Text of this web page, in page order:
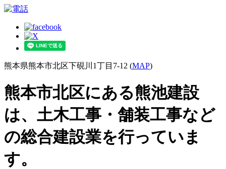
熊本県熊本市北区下硯川1丁目7-12 (MAP)
熊本市北区にある熊池建設
は、土木工事・舗装工事など
の総合建設業を行っていま
す。